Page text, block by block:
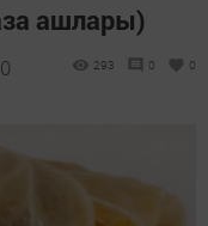
ашлары)
293 0 0